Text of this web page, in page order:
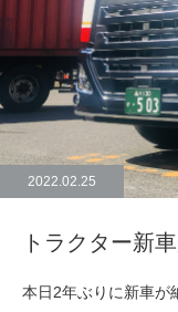
2022.02.25
トラクター新
本日2年ぶりに新車が